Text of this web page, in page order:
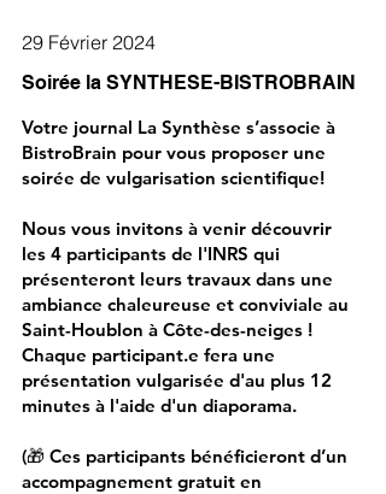
29 Février 2024
Soirée la SYNTHESE-BISTROBRAIN
Votre journal La Synthèse s’associe à
BistroBrain pour vous proposer une
soirée de vulgarisation scientifique!
Nous vous invitons à venir découvrir
les 4 participants de l'INRS qui
présenteront leurs travaux dans une
ambiance chaleureuse et conviviale au
Saint-Houblon à Côte-des-neiges !
Chaque participant.e fera une
présentation vulgarisée d'au plus 12
minutes à l'aide d'un diaporama.
(🎁 Ces participants bénéficieront d’un
accompagnement gratuit en